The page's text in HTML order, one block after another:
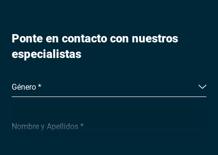
Ponte en contacto con nuestros
especialistas
Género *
Nombre y Apellidos *